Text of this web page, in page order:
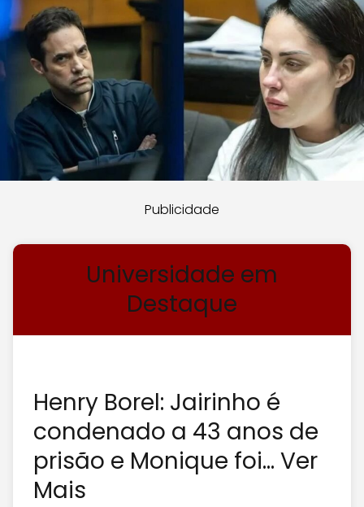
Publicidade
Universidade em
Destaque
Henry Borel: Jairinho é
condenado a 43 anos de
prisão e Monique foi... Ver
Mais